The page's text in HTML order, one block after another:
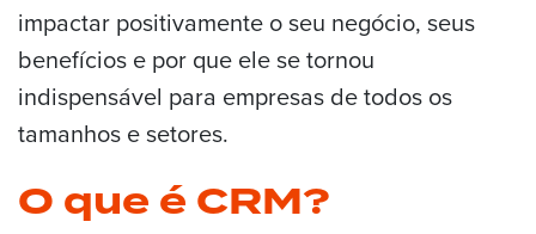
impactar positivamente o seu negócio, seus
benefícios e por que ele se tornou
indispensável para empresas de todos os
tamanhos e setores.
O que é CRM?